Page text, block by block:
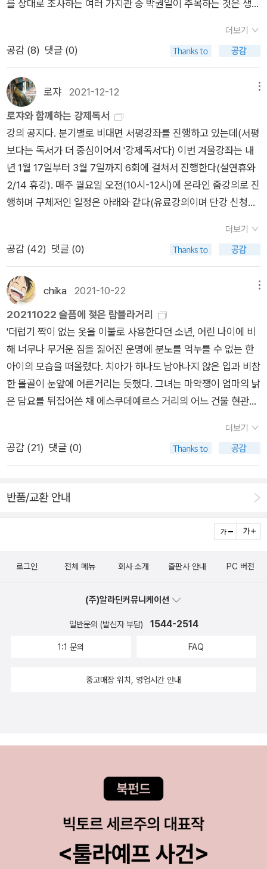
만, 대입 시험에서의 성과가 취업 시장에서 꽤 중요한 잣대로 작
동한다는 것 또한 한국 사람이라면 그 누구도 부정할 수 없는 사
실이죠. 이런 부분에서 도움을 드리기 위해 우리 방송 또한 존재
단이 모든 면에서 옳을 수는 없겠죠. 하지만 우리의 아이들과 아
이들의 아이들이 살아갈 사회의 모습에 대해 고민하는 학부모 청
취자라면 이 책의 진단을 한 번 참고해보실 수는 있겠죠. 또 사회
에 대해 비판적인 시선을 기본적으로 갖춰야 하는 인문 사회 영역
으로 진로를 진지하게 고민하는 학생 청취자 여러분이라면, 이 책
을 통해 사회를 진지하게 비평하는 글은 이런 형식이나 근거를 갖
추고 있어야 하는구나 라는 감을 잡으실 수 있을 겁니다.2제 아이
랑 투게더더 재미있게 읽을 당신에게 보내는 콘텐츠, 2제 아이랑
샌델의 공정하다는 착각 입니다. 샌델은 미국의 맥락에서 능력주
의를 논합니다. 널리 알려져 있듯 샌델은 하버드 대학 교수이고,
그곳에 오는 입학생들은 미국뿐 아니라 전 세계적인 수준의 능력
주의의 최정점에 있는 친구들이고요. 그들과 함께 살아가고 토론
하는 가운데 샌델이 생각하고 느낀 점은 무엇인지, 우리나라를 벗
어난 다른 맥락에서 능력주의는 어떻게 이해되고 비판받는지 알
기 위해선 이 책이 가장 좋은 참고서가 될 거라 생각합니다.
물론이고 성과로도 넘어설 수 없는 거대한 격벽을 세우는 것이다.
(128 페이지)... 능력주의는 차별과 혐오의 죄의식을 경감시키고
나아가 차별과 혐오를 '공정'하다고 믿게 만들기까지 한다. 능력
주의는 단순한 분배적 정의관을 넘어 개별 인간의 가치를 (주로
자본주의 가치 기준에 따라) 서열화한다. 또한 능력주의는 강자
와 약자 사이의 불평등이 정당하다고 가정한다. 능력주의자에게
강자가 강자인 이유는 재능과 노력 때문이며, 약자가 약자인 이유
역시 마찬가지다. (137 페이지)... 능력주의는 위계서열화의 논리
이고 그 논리의 막장에 기다리고 있는 것은 결국, 강자선망-약자
혐오다. (139 페이지) 소비자 정체성에서는 이른바 '등가교환적
정의Äquivalentent ausch innewohnende Gerechtigkeit'가
의가 관철되는 사회에서는 소유권 중심의 질서가 자연법처럼 정
이런 명제가 될 것이다.'나는 구매했다. 고로 내 마음대로 할 수 있
다.' 한국에서 이 명제는 소비자의 정당한 권리행사를 넘어 '갑
질'할 권리로 오도되곤 했다. (166 페이지)... 능력주의는 불평등
의 근본 원인이 아닐뿐더러 세부 원인이라 할 수도 없다. 능력주
의는 불평등을 만들어낸다기보다 이미 존재하는 불평등에 대한
평가에 영향을 끼친다. 능력주의는 현존하는 불평등을 부당한 것
으로 혹은 정당한 것으로 판단하는 기준으로 기능한다. 구체적으
의 등)은 부당하다고 판단하게 하고, 자본주의에 친화적인 불평
등(개인의 능력 차이에 따른 차별대우)은 정당하다고 판단하게
한다. 요컨대 능력주의는 특히 자본주의적 불평등을 재생산한다.
미는 아니다. 재생산 노동이 생산 노동만큼 중요한 문제인 것처
205 페이지)... 연구들이 공통적으로 보여주는 바에 따르면 한국
세습사회가 아니다. 요컨대 한국 사회 계층 이동성 변화에 대한
4 페이지)... 위 설명은 유행하는 세습사회론류의 주장이 실제 한
국에서 일어나고 있는 사태와 정반대일 수 있음을 이야기하고 있
위층의 지위세습이 점점 어려워지고 있고 이에 대해 그들이 '공정
실인지는 더 면밀히 분석해볼 필요가 있다. 적어도 지금까지의 연
컨대 문제는 능력주의의 과잉인 것이다. '용' 한두 마리에게 특권
을 몰아주고 나머지가 모두 패배자가 된다는 점에서 '개천용' 사
리는 이 사회적 압력을 어떤 식으로든 배출시키지 않으면 한국인
의 강렬한 지위 불안, 낮은 자기표현적 가치 같은 부정적 요소들
역시 나아지기 어렵다. (265~266 페이지)결론은 결국 '경제민
국 사회의 풍경이 그려진다. 빈곤과 계급 격차, 극우로 돌아서는
체성 정치를 넘어서는 퀴어이론, 젠더이론의 시작>오월의봄 출
론, 젠더 이론 입문서- 목차를 훑어보니 흥미로웠다.... 에마누엘
레비나스, <윤리와 무한- 필립 네모와의 대화>레비나스 책 모으
는 중인 1인. 프랑스 공영 라디오 방송에서 레비나스와 필립 네모
가 나눈 대담을 엮은 것으로, 네모가 레비나스 철학의 주요 주제
를 레비나스에게 묻고, 레비나스가 간략하게 풀어 설명한다. 로라
베이츠, <인셀 테러>사실 이 책은 출간되었을 때 관심은 갔으나
굳이 읽고 싶지는 않았다. 아름답고 훌륭한 책 읽기도 바쁜 나날
인데 굳이 인생 루저 인셀들까지 연구하고 싶지는 않았거든.... 인
셀이라는 단어만 봐도 스트레스 치솟아. 그런데 이번에 서부지법
에 쳐들어간, 무식하기 짝이 없는 극우일베 2030 남들 꼬라지를
보아하니, 이 인셀들.... 진짜 왜들 그러니 싶어서 읽어보기로 했
다. 수전 웬델, <거부당한 몸>부제는 ‘장애와 질병에 대한 여성
주의 철학’으로, 페미니즘 관점에서 질병과 장애 문제에 접근한
다. 알라딘 선정 21세기 최고의 책 중 한 권으로 꼽혔는데, 저자
자신의 고통의 경험을 바탕으로 쓰인 책이라 더 울림이 클 것 같
다. 김현경, <사람, 장소, 환대>예전부터 읽어보려고 도서관 찬
스를 호시탐탐 노리던 중(아니 근데 이 책 왜 그렇게 대출하기 어
려운지?!) .... 어느덧 세월은 흐르고 흘러, 이 책이 알라딘 선정 21
세기 최고의 책 최다 득표 3위에 오르지 않았겠습니까! (1위는 <
지 않고 내 돈 내 산 내 읽기로.이렇다고 합니다.... 상위 네 권은
거나 죽어도 못 참는 것에 대하여>이 책도 21세기 최고의 책 중
한 권으로 꼽혔다. 은유 작가가 추천. 은유 아닌 은오도 이 책 읽
고 예전에 5별 준 것으로 알고 있다. 은 씨들의 추천 책, 제가 읽어
기념으로 이번에 읽어보기로.엥? 저기 왜 지난번에 산 <다민족
여가는 나날....그러니까 신간보다 구간을 많이 산 까닭은 이게 다
‘21세기 최고의 책’ 때문이다. 난 이거 리스트 다 받아서 관심 책
았더라도 나에게는 여전히 노관심에 내 취향 책 아닌 것도 꽤 보
딸. (뒤에 있는 저 녀석 수컷 아님)즐겁게 먹고 마시고 뒹뒹굴뒹
오늘 냥 사진에 등장하지 않은 녀석은 몇 호일까요? 😻
를 상대로 조사하는 여러 가치관 중 박권일이 주목하는 것은 생존
'먹고사니즘'의 문제이고, 후자는 민주주의, 양성평등, 소수자 배
려, 환경문제와 같은 공공성에 대한 관심을 뜻한다. 누구나 예상
지고, 후자의 지표는 올라간다. 단 전세계에서 두 나라만 예외다.
싱가포르와 우리나라. 아무리 경제가 성장해도 높은 생존 가치는
떨어지지 않고, 낮은 자기표현 가치는 오를 줄 모른다. 묻지 않을
수 없다. 왜 이런가? 우리는 왜 사적 관심사(그마저도 경제적 이
익에 한정된)에 갇혀 좀처럼 공공의 영역으로 나아가지 못하는
가? 이런 사태의 역사적 기원은 무엇인가? 이철승의 책이 답이
될 수 있다면 내 경우에는 질문보다 답을 먼저 읽은 셈이 된다. 오
늘날 한국사회의 여러 모습을 결정한 원인으로 벼농사를 지목하
고 있는 이 책은 일종의 환원론이 흥미를 유발하는 동시에 명쾌함
을 선사한다. 벼농사 지역과 밀농사 지역에 대한 대조는 이미 잘
경작은 공동으로 하고, 수확물의 소유는 개인적으로 하는 이중적
시스템이다. 공동으로 경작하기에 평등의식은 높아지는데, 개인
적으로 소유하기에 경쟁은 심해지는 고약한 상황이 펼져진다. 공
동 경작이므로 옆집과 우리 집의 '노력'은 비슷할 수밖에 없는데,
옆집의 수확량이 우리 집보다 많으면 배가 아프다. 비교가 끊이지
않고, 수확량과 관계없이 불행감에서 벗어나기 어렵다. 연공서열
의 중시나 여성을 배제하고 차별하는 것과 같은 벼농사 문화에서
비롯한 현재 한국사회의 여러 모습을 다루고 있는데, 나는 야경국
대개 국가의 역할을 재난의 예방과 구휼로 봐왔는데, 이는 세월호
의 도구가 되었다는 분석도 흥미롭다. (개인적으로 이철승의 책
은 대단히 흥미롭다는 면에서 그리고 보완 후속 작업이 필요하다
차별받는 여성(딸과 며느리)과 서얼, 일상적으로 되풀이되며 사
기 이후의 모습이라는 것은 이미 주지의 사실이다. 물론 자주 깜
박해서 문제지만. 박권일과 이철승의 책을 읽었으니 이제는 조선
책을 보았다. 미야지마 히로시는 소농사회론이라는 경제사적 틀
인용하고 있는 소농사회론은 집약적 벼농사, 과거제, 주자학, 종
후 집약적 벼농사가 가능해지면서 고용노동이나 예속적 노동이
아닌 가족 중심의 경영이 보편화했고, 이에 따라 지배층이 농업
경영에서 물러났다. 지주로서 지대를 받게 된 지배층은 과거 준비
에 전념할 수 있는 여건을 확보하게 되었는데, 이들이 공부해야
할 주자학은 관료제와 종법 질서에 기반한 국가체제를 추구한다.
더보기
공감 (8) 댓글 (0)
로쟈2021-12-12
로쟈와 함께하는 강제독서
강의 공지다. 분기별로 비대면 서평강좌를 진행하고 있는데(서평
보다는 독서가 더 중심이어서 '강제독서'다) 이번 겨울강좌는 내
년 1월 17일부터 3월 7일까지 6회에 걸쳐서 진행한다(설연휴와
2/14 휴강). 매주 월요일 오전(10시-12시)에 온라인 줌강의로 진
행하며 구체저인 일정은 아래와 같다(유료강의이며 단강 신청도
께하는 강제독서1강 1월 17일_ 앤드루 놀, <지구의 짧은 역사>
2강 1월 24일_ 유시민, <거꾸로 읽는 세계사> 3강 2월 07일_
능력주의> 5강 2월 28일_ 사이토 고헤이, <지속 불가능 자본주
의> 6강 3월 07일_ 이희재, <번역의 모험>
더보기
공감 (42) 댓글 (0)
chika 2021-10-22
20211022 슬픔에 젖은 람블라거리
'더럽기 짝이 없는 옷을 이불로 사용한다던 소년, 어린 나이에 비
해 너무나 무거운 짐을 짊어진 운명에 분노를 억누를 수 없는 한
아이의 모습을 떠올렸다. 치아가 하나도 남아나지 않은 입과 비참
한 몰골이 눈앞에 어른거리는 듯했다. 그녀는 마약쟁이 엄마의 낡
은 담요를 뒤집어쓴 채 에스쿠데예르스 거리의 어느 건물 현관에
다 친구들과 어울려 네그라 광장을 배회하는 모습 또한 전혀 보고
싶지 않았다.'''집으로 가. 우린 어떻게든 버텨 볼 테니까 아무 걱
위험하다.심리적으로 불안한 상태. 엊그제 악몽을 꿨다. 비명을
지르려고 애를 써도 소리가 나오지 않고 그곳에서 빠져나오지 못
하면 죽을 것 같다는 생각,을 하는 나 자신은 분명 그것이 현실이
오른 꿈의 기억이 불안처럼 잠식해오고 있다. 이런 상태에서 이
학과 철학, 문학을 넘나드는 이야기를 펼쳐낸다.혼자 입원했습니
다. '아픈데 뭘 어쩌라는거니' - 아니, 만성변비를 참다 검사받고
워야 하고 비싼 1인실에 입원을 해야한다. 가족없이 홀로 수술을
더 많다고 생각하지만, 그 사실이 두려움을 완전히 녹이지는 못한
을 터트리는 날도 있지만 그보다 더 많은 날은 내가 너무 예민한
건 아닌지 자책한다. 하찮아서 꺼내놓기 민망하지만 내 안에 분명
히 존재하는 불안을 다정하게 살피고 다독이는책. 기억의 에티카.
'말할것도 없이 '기억'은 결코 과거의 문제가 아니라 항상 현재의
문제다' 기억을 둘러싼 싸움은 끊이지 않는다. 한 사건에 대한 서
더보기
공감 (21) 댓글 (0)
반품/교환 안내
로그인 전체 메뉴 회사 소개 출판사 안내 PC 버전
(주)알라딘커뮤니케이션
일반문의 (발신자 부담) 1544-2514
1:1 문의 FAQ
중고매장 위치, 영업시간 안내